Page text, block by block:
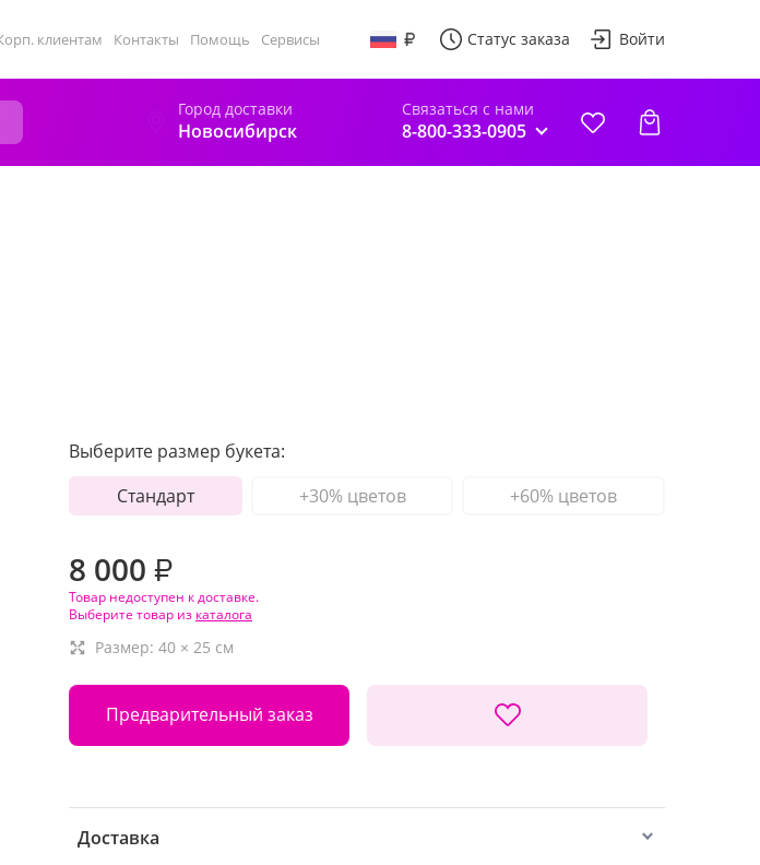
клиентам Контакты Помощь Сервисы Статус заказа Войти
Город доставки
Новосибирск
Связаться с нами
8-800-333-0905
Выберите размер букета:
Стандарт
+30% цветов +60% цветов
8 000 ₽
Товар недоступен к доставке.
Выберите товар из каталога
Размер: 40 × 25 см
Предварительный заказ
Доставка